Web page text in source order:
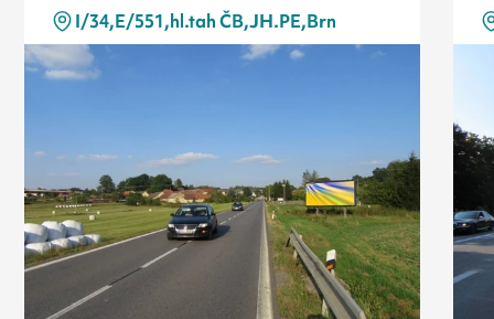
I/34,E/551,hl.tah ČB,JH.PE,Brn